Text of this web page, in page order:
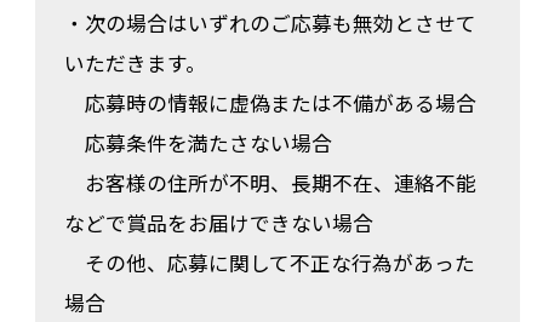
・次の場合はいずれのご応募も無効とさせて
いただきます。
応募時の情報に虚偽または不備がある場合
応募条件を満たさない場合
お客様の住所が不明、長期不在、連絡不能
などで賞品をお届けできない場合
その他、応募に関して不正な行為があった
場合